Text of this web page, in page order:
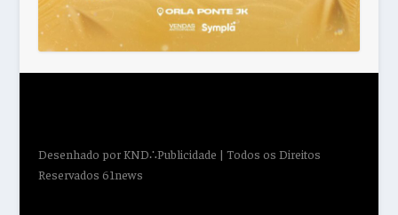
Desenhado porKND∴Publicidade | Todos os Direitos
Reservados 61news